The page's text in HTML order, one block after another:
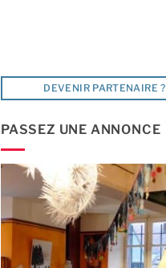
DEVENIR PARTENAIRE ?
PASSEZ UNE ANNONCE